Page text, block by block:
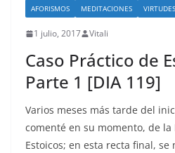
AFORISMOS MEDITACIONES VIRTUDES
1 julio, 2017 Vitali
Caso Práctico de
Parte 1 [DIA 119]
Varios meses más tarde del
comenté en su momento, de la
Estoicos; en esta recta final,